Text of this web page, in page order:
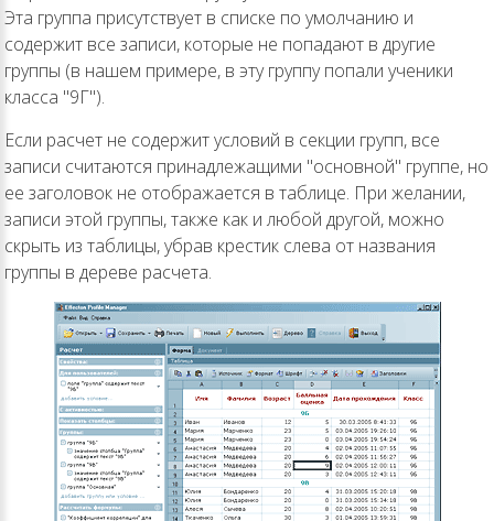
Эта группа присутствует в списке по умолчанию и
содержит все записи, которые не попадают в другие
группы (в нашем примере, в эту группу попали ученики
класса "9Г").
Если расчет не содержит условий в секции групп, все
записи считаются принадлежащими "основной" группе, но
ее заголовок не отображается в таблице. При желании,
записи этой группы, также как и любой другой, можно
скрыть из таблицы, убрав крестик слева от названия
группы в дереве расчета.